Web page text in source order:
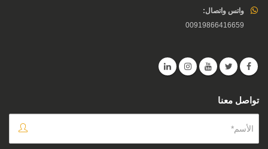
واتس واتصال:
00919866416659
تواصل معنا